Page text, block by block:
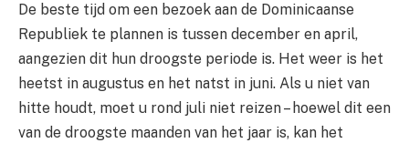
De beste tijd om een ​​bezoek aan de Dominicaanse
Republiek te plannen is tussen december en april,
aangezien dit hun droogste periode is. Het weer is het
heetst in augustus en het natst in juni. Als u niet van
hitte houdt, moet u rond juli niet reizen – hoewel dit een
van de droogste maanden van het jaar is, kan het